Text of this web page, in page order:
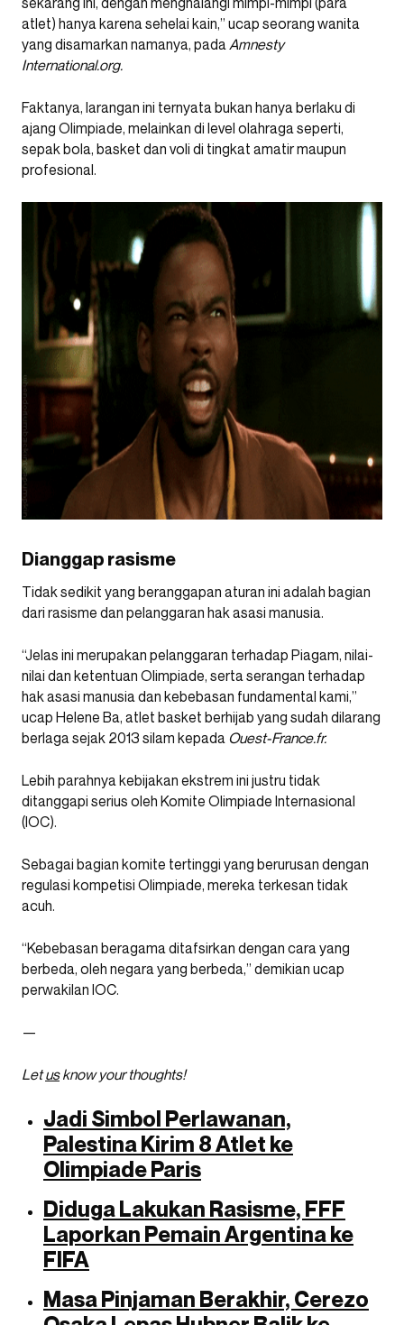
atlet) hanya karena sehelai kain,” ucap seorang wanita
yang disamarkan namanya, padaAmnesty
International.org.
Faktanya, larangan ini ternyata bukan hanya berlaku di
ajang Olimpiade, melainkan di level olahraga seperti,
sepak bola, basket dan voli di tingkat amatir maupun
profesional.
Dianggap rasisme
Tidak sedikit yang beranggapan aturan ini adalah bagian
dari rasisme dan pelanggaran hak asasi manusia.
“Jelas ini merupakan pelanggaran terhadap Piagam, nilai-
nilai dan ketentuan Olimpiade, serta serangan terhadap
hak asasi manusia dan kebebasan fundamental kami,”
ucap Helene Ba, atlet basket berhijab yang sudah dilarang
berlaga sejak 2013 silam kepada Ouest-France.fr.
Lebih parahnya kebijakan ekstrem ini justru tidak
ditanggapi serius oleh Komite Olimpiade Internasional
(IOC).
Sebagai bagian komite tertinggi yang berurusan dengan
regulasi kompetisi Olimpiade, mereka terkesan tidak
acuh.
“Kebebasan beragama ditafsirkan dengan cara yang
berbeda, oleh negara yang berbeda,” demikian ucap
perwakilan IOC.
—
Letusknow your thoughts!
Jadi Simbol Perlawanan,
Palestina Kirim 8 Atlet ke
Olimpiade Paris
Diduga Lakukan Rasisme, FFF
Laporkan Pemain Argentina ke
FIFA
Masa Pinjaman Berakhir, Cerezo